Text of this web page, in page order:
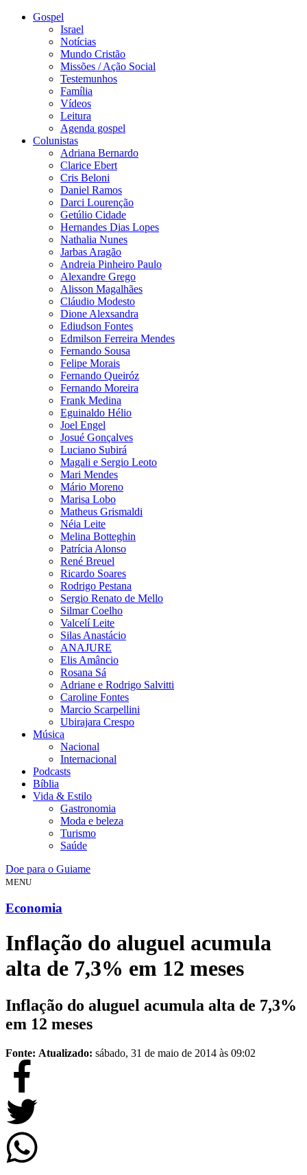
Gospel
Israel
Notícias
Mundo Cristão
Missões / Ação Social
Testemunhos
Família
Vídeos
Leitura
Agenda gospel
Colunistas
Adriana Bernardo
Clarice Ebert
Cris Beloni
Daniel Ramos
Darci Lourenção
Getúlio Cidade
Hernandes Dias Lopes
Nathalia Nunes
Jarbas Aragão
Andreia Pinheiro Paulo
Alexandre Grego
Alisson Magalhães
Cláudio Modesto
Dione Alexsandra
Ediudson Fontes
Edmilson Ferreira Mendes
Fernando Sousa
Felipe Morais
Fernando Queiróz
Fernando Moreira
Frank Medina
Eguinaldo Hélio
Joel Engel
Josué Gonçalves
Luciano Subirá
Magali e Sergio Leoto
Mari Mendes
Mário Moreno
Marisa Lobo
Matheus Grismaldi
Néia Leite
Melina Botteghin
Patrícia Alonso
René Breuel
Ricardo Soares
Rodrigo Pestana
Sergio Renato de Mello
Silmar Coelho
Valcelí Leite
Silas Anastácio
ANAJURE
Elis Amâncio
Rosana Sá
Adriane e Rodrigo Salvitti
Caroline Fontes
Marcio Scarpellini
Ubirajara Crespo
Música
Nacional
Internacional
Podcasts
Bíblia
Vida & Estilo
Gastronomia
Moda e beleza
Turismo
Saúde
Doe para o Guiame
MENU
Economia
Inflação do aluguel acumula
alta de 7,3% em 12 meses
Inflação do aluguel acumula alta de 7,3%
em 12 meses
Fonte: Atualizado: sábado, 31 de maio de 2014 às 09:02